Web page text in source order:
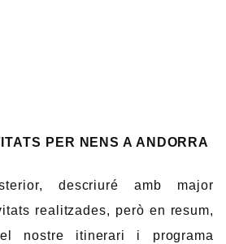
PER NENS A ANDORRA
descriuré amb major
realitzades, però en resum,
nostre itinerari i programa